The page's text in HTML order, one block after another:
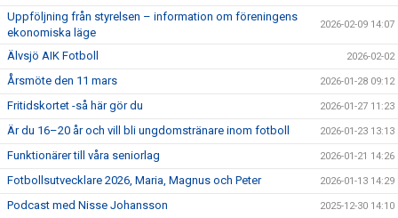
Uppföljning från styrelsen – information om föreningens
ekonomiska läge
2026-02-09 14:07
Älvsjö AIK Fotboll 2026-02-02
Årsmöte den 11 mars 2026-01-28 09:12
Fritidskortet -så här gör du 2026-01-27 11:23
Är du 16–20 år och vill bli ungdomstränare inom fotboll 2026-01-23 13:13
Funktionärer till våra seniorlag 2026-01-21 14:26
Fotbollsutvecklare 2026, Maria, Magnus och Peter 2026-01-13 14:29
Podcast med Nisse Johansson 2025-12-30 14:10